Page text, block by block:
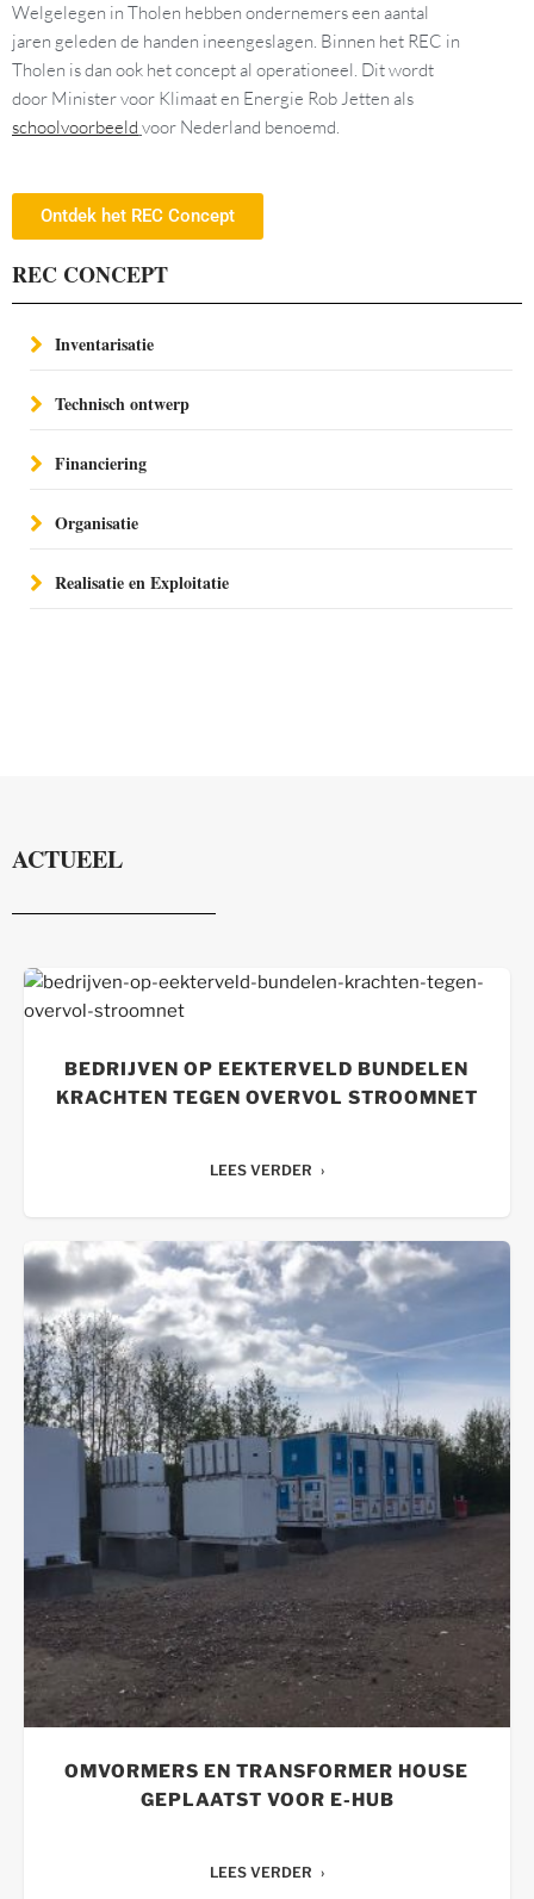
Welgelegen in Tholen hebben ondernemers een aantal
jaren geleden de handen ineengeslagen. Binnen het REC in
Tholen is dan ook het concept al operationeel. Dit wordt
door Minister voor Klimaat en Energie Rob Jetten als
schoolvoorbeeld voor Nederland benoemd.
Ontdek het REC Concept
REC CONCEPT
Inventarisatie
Technisch ontwerp
Financiering
Organisatie
Realisatie en Exploitatie
ACTUEEL
BEDRIJVEN OP EEKTERVELD BUNDELEN
KRACHTEN TEGEN OVERVOL STROOMNET
LEES VERDER
OMVORMERS EN TRANSFORMER HOUSE
GEPLAATST VOOR E-HUB
LEES VERDER